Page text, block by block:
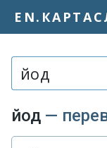
Слово или фраза:
йод —